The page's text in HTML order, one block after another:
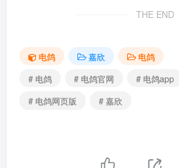
THE END
电鸽 嘉欣
电鸽
# 电鸽
# 电鸽官网 # 电鸽app
# 电鸽网页版
# 嘉欣